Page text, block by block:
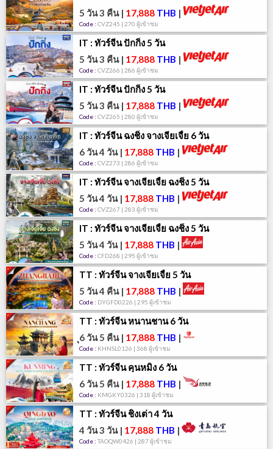
5 วัน 3 คืน| 17,888 THB |
Code : CVZ245 | 270 ผู้เข้าชม
IT : ทัวร์จีน ปักกิ่ง 5 วัน
5 วัน 3 คืน| 17,888 THB |
Code : CVZ266 | 286 ผู้เข้าชม
IT : ทัวร์จีน ปักกิ่ง 5 วัน
5 วัน 3 คืน| 17,888 THB |
Code : CVZ265 | 280 ผู้เข้าชม
IT : ทัวร์จีน ฉงชิ่ง จางเจียเจี้ย 6 วัน
6 วัน 4 วัน| 17,888 THB |
Code : CVZ273 | 286 ผู้เข้าชม
IT : ทัวร์จีน จางเจียเจี้ย ฉงชิ่ง 5 วัน
5 วัน 4 วัน| 17,888 THB |
Code : CVZ267 | 283 ผู้เข้าชม
IT : ทัวร์จีน จางเจียเจี้ย ฉงชิ่ง 5 วัน
5 วัน 4 วัน| 17,888 THB |
Code : CFD268 | 295 ผู้เข้าชม
TT : ทัวร์จีน จางเจียเจี้ย 5 วัน
5 วัน 4 คืน| 17,888 THB |
Code : DYGFD0226 | 295 ผู้เข้าชม
TT : ทัวร์จีน หนานชาน 6 วัน
ุ6 วัน 5 คืน| 17,888 THB |
Code : KHNSL0126 | 368 ผู้เข้าชม
TT : ทัวร์จีน คุนหมิง 6 วัน
6 วัน 5 คืน| 17,888 THB |
Code : KMGKY0326 | 318 ผู้เข้าชม
TT : ทัวร์จีน ชิงเต่า 4 วัน
4 วัน 3 วัน| 17,888 THB |
Code : TAOQW0426 | 287 ผู้เข้าชม